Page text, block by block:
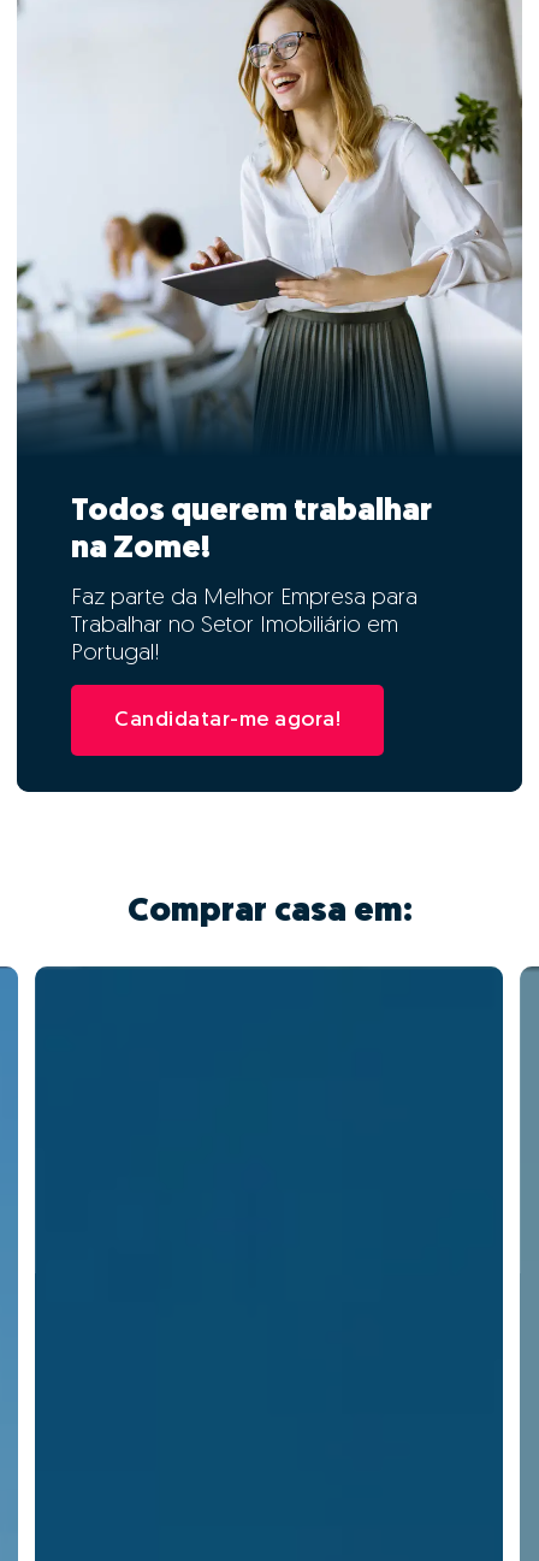
Todos querem trabalhar
na Zome!
Faz parte da Melhor Empresa para
Trabalhar no Setor Imobiliário em
Portugal!
Candidatar-me agora!
Comprar casa em: